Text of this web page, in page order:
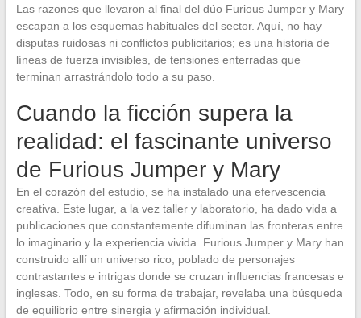
Las razones que llevaron al final del dúo Furious Jumper y Mary
escapan a los esquemas habituales del sector. Aquí, no hay
disputas ruidosas ni conflictos publicitarios; es una historia de
líneas de fuerza invisibles, de tensiones enterradas que
terminan arrastrándolo todo a su paso.
Cuando la ficción supera la
realidad: el fascinante universo
de Furious Jumper y Mary
En el corazón del estudio, se ha instalado una efervescencia
creativa. Este lugar, a la vez taller y laboratorio, ha dado vida a
publicaciones que constantemente difuminan las fronteras entre
lo imaginario y la experiencia vivida. Furious Jumper y Mary han
construido allí un universo rico, poblado de personajes
contrastantes e intrigas donde se cruzan influencias francesas e
inglesas. Todo, en su forma de trabajar, revelaba una búsqueda
de equilibrio entre sinergia y afirmación individual.